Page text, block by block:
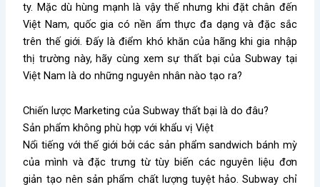
ty. Mặc dù hùng mạnh là vậy thế nhưng khi đặt chân đến
Việt Nam, quốc gia có nền ẩm thực đa dạng và đặc sắc
trên thế giới. Đấy là điểm khó khăn của hãng khi gia nhập
thị trường này, hãy cùng xem sự thất bại của Subway tại
Việt Nam là do những nguyên nhân nào tạo ra?
Chiến lược Marketing của Subway thất bại là do đâu?
Sản phẩm không phù hợp với khẩu vị Việt
Nổi tiếng với thế giới bởi các sản phẩm sandwich bánh mỳ
của mình và đặc trưng từ tùy biến các nguyên liệu đơn
giản tạo nên sản phẩm chất lượng tuyệt hảo. Subway chỉ